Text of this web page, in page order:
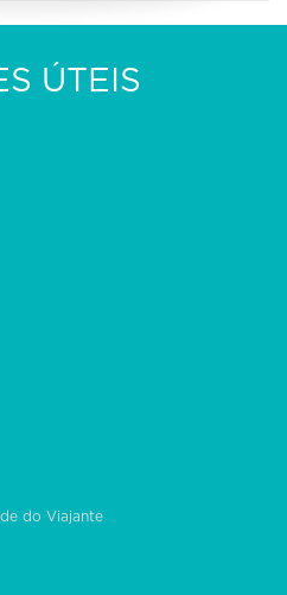
ÚTEIS
do Viajante